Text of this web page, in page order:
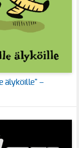
älyköille" –